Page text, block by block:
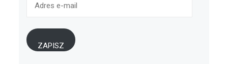
ZAPISZ